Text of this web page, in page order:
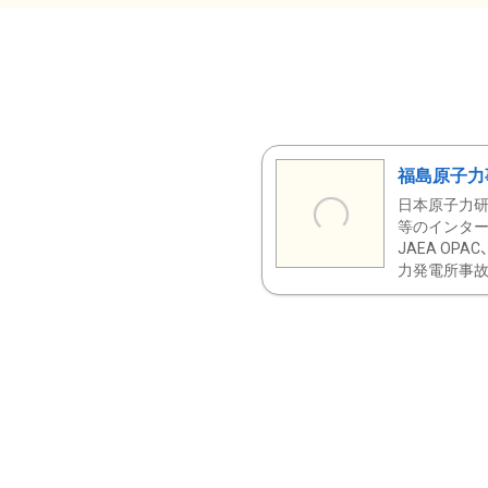
福島原子
日本原子力
等のインタ
JAEA OPAC
力発電所事